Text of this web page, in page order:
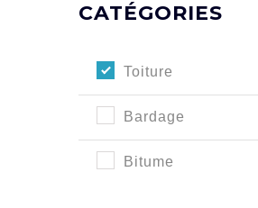
CATÉGORIES
Toiture
Bardage
Bitume